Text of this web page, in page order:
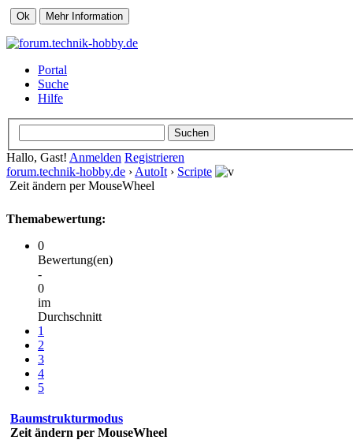
Portal
Suche
Hilfe
Hallo, Gast! Anmelden Registrieren
forum.technik-hobby.de › AutoIt › Scripte
Zeit ändern per MouseWheel
Themabewertung:
0
Bewertung(en)
-
0
im
Durchschnitt
1
2
3
4
5
Baumstrukturmodus
Zeit ändern per MouseWheel